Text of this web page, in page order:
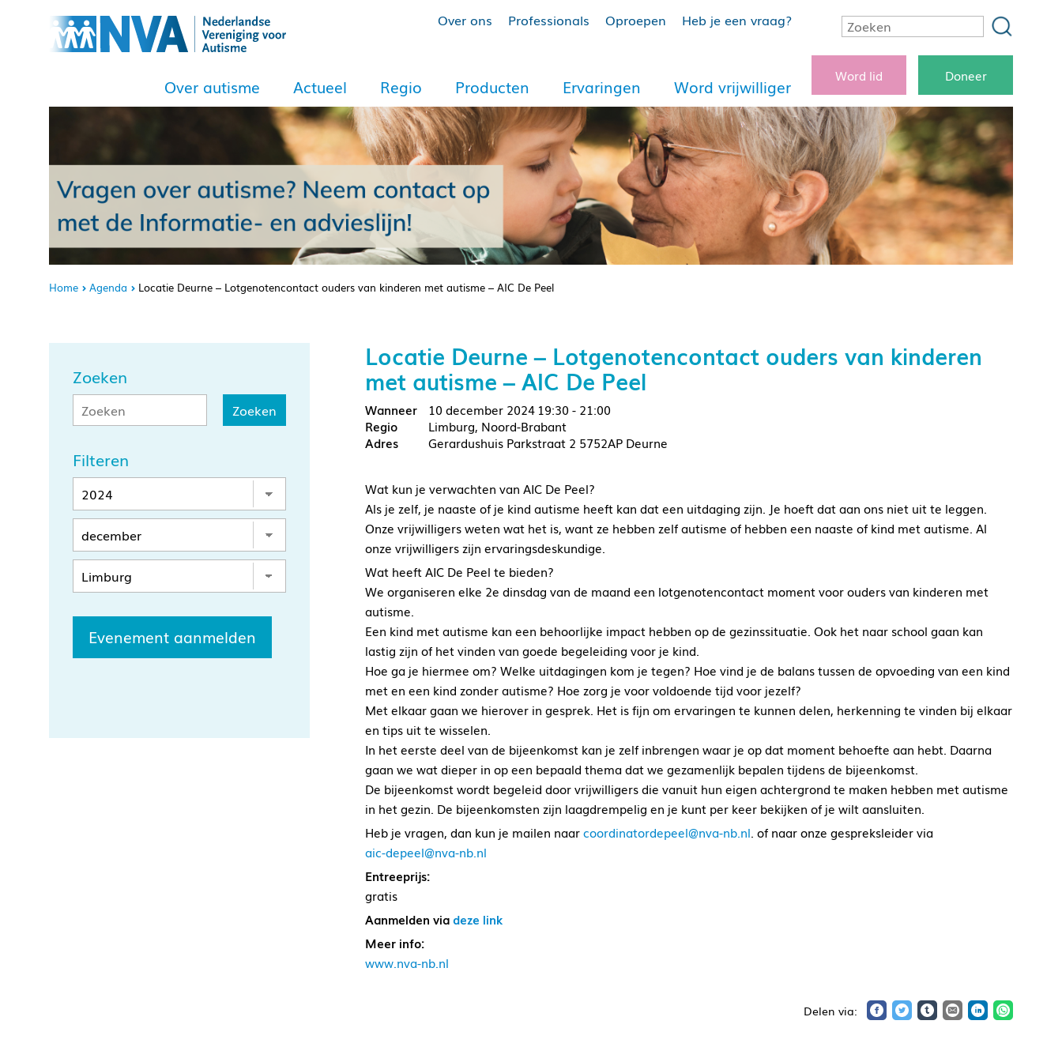
Over ons Professionals Oproepen Heb je een vraag?
Over autisme Actueel Regio Producten Ervaringen Word vrijwilliger
Word lid Doneer
Home Agenda Locatie Deurne – Lotgenotencontact ouders van kinderen met autisme – AIC De Peel
Zoeken
Filteren
Evenement aanmelden
Locatie Deurne – Lotgenotencontact ouders van kinderen
met autisme – AIC De Peel
10 december 2024 19:30 - 21:00
Limburg, Noord-Brabant
Gerardushuis Parkstraat 2 5752AP Deurne
Wat kun je verwachten van AIC De Peel?
Als je zelf, je naaste of je kind autisme heeft kan dat een uitdaging zijn. Je hoeft dat aan ons niet uit te leggen.
Onze vrijwilligers weten wat het is, want ze hebben zelf autisme of hebben een naaste of kind met autisme. Al
onze vrijwilligers zijn ervaringsdeskundige.
Wat heeft AIC De Peel te bieden?
We organiseren elke 2e dinsdag van de maand een lotgenotencontact moment voor ouders van kinderen met
autisme.
Een kind met autisme kan een behoorlijke impact hebben op de gezinssituatie. Ook het naar school gaan kan
lastig zijn of het vinden van goede begeleiding voor je kind.
Hoe ga je hiermee om? Welke uitdagingen kom je tegen? Hoe vind je de balans tussen de opvoeding van een kind
met en een kind zonder autisme? Hoe zorg je voor voldoende tijd voor jezelf?
Met elkaar gaan we hierover in gesprek. Het is fijn om ervaringen te kunnen delen, herkenning te vinden bij elkaar
en tips uit te wisselen.
In het eerste deel van de bijeenkomst kan je zelf inbrengen waar je op dat moment behoefte aan hebt. Daarna
gaan we wat dieper in op een bepaald thema dat we gezamenlijk bepalen tijdens de bijeenkomst.
De bijeenkomst wordt begeleid door vrijwilligers die vanuit hun eigen achtergrond te maken hebben met autisme
in het gezin. De bijeenkomsten zijn laagdrempelig en je kunt per keer bekijken of je wilt aansluiten.
Heb je vragen, dan kun je mailen naarcoordinatordepeel@nva-nb.nl. of naar onze gespreksleider via
aic-depeel@nva-nb.nl
Entreeprijs:
gratis
Aanmelden viadeze link
Meer info:
www.nva-nb.nl